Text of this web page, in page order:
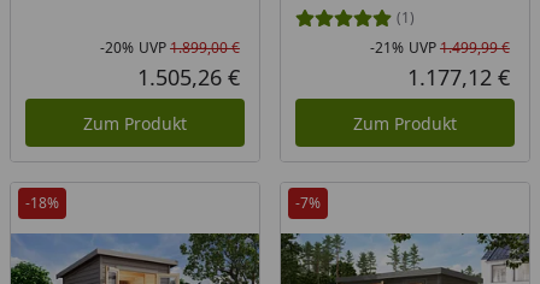
Rabatt in Prozent
-20%
Ursprünglicher Preis
UVP1.899,00 €
Aktueller Preis
1.505,26 €
Zum Produkt
(1)
-21% UVP1.499,99 €
1.177,12 €
Zum Produkt
-18% -7%